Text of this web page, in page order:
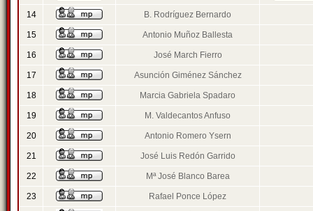
14 B. Rodríguez Bernardo
15 Antonio Muñoz Ballesta
16 José March Fierro
17 Asunción Giménez Sánchez
18 Marcia Gabriela Spadaro
19 M. Valdecantos Anfuso
20 Antonio Romero Ysern
21 José Luis Redón Garrido
22 Mª José Blanco Barea
23 Rafael Ponce López